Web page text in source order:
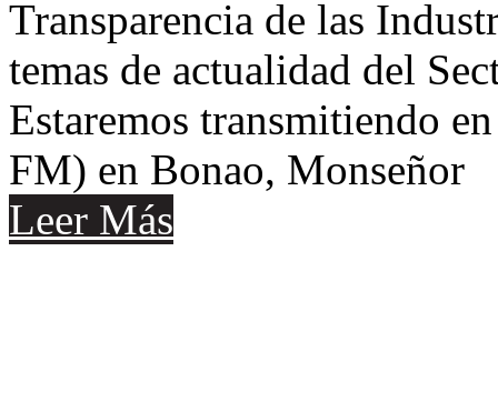
Transparencia de las
temas de actualidad del
Estaremos transmitiendo
FM) en Bonao, Monseñor
Leer Más